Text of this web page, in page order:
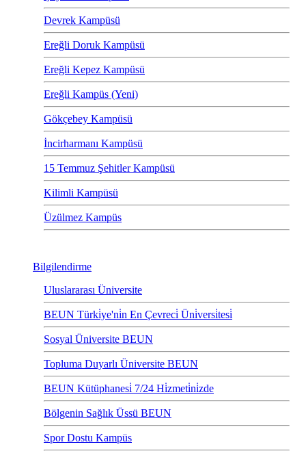
Devrek Kampüsü
Ereğli Doruk Kampüsü
Ereğli Kepez Kampüsü
Ereğli Kampüs (Yeni)
Gökçebey Kampüsü
İncirharmanı Kampüsü
15 Temmuz Şehitler Kampüsü
Kilimli Kampüsü
Üzülmez Kampüs
Bilgilendirme
Uluslararası Üniversite
BEUN Türki̇ye'ni̇n En Çevreci̇ Üni̇versi̇tesi̇
Sosyal Üniversite BEUN
Topluma Duyarlı Üniversite BEUN
BEUN Kütüphanesi̇ 7/24 Hi̇zmeti̇ni̇zde
Bölgenin Sağlık Üssü BEUN
Spor Dostu Kampüs